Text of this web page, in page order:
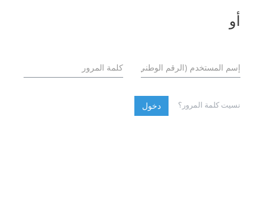
أو
نسيت كلمة المرور؟ دخول